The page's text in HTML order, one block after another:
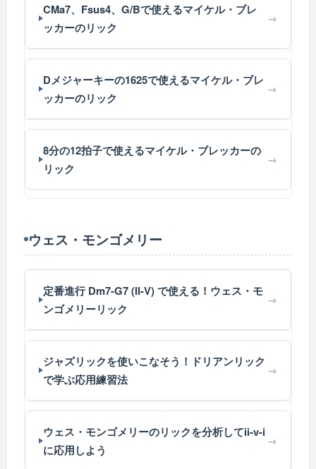
CMa7、Fsus4、G/Bで使えるマイケル・ブレ
ッカーのリック
Dメジャーキーの1625で使えるマイケル・ブレ
ッカーのリック
8分の12拍子で使えるマイケル・ブレッカーの
リック
ウェス・モンゴメリー
定番進行 Dm7-G7 (II-V) で使える！ウェス・モ
ンゴメリーリック
ジャズリックを使いこなそう！ドリアンリック
で学ぶ応用練習法
ウェス・モンゴメリーのリックを分析してii-v-i
に応用しよう